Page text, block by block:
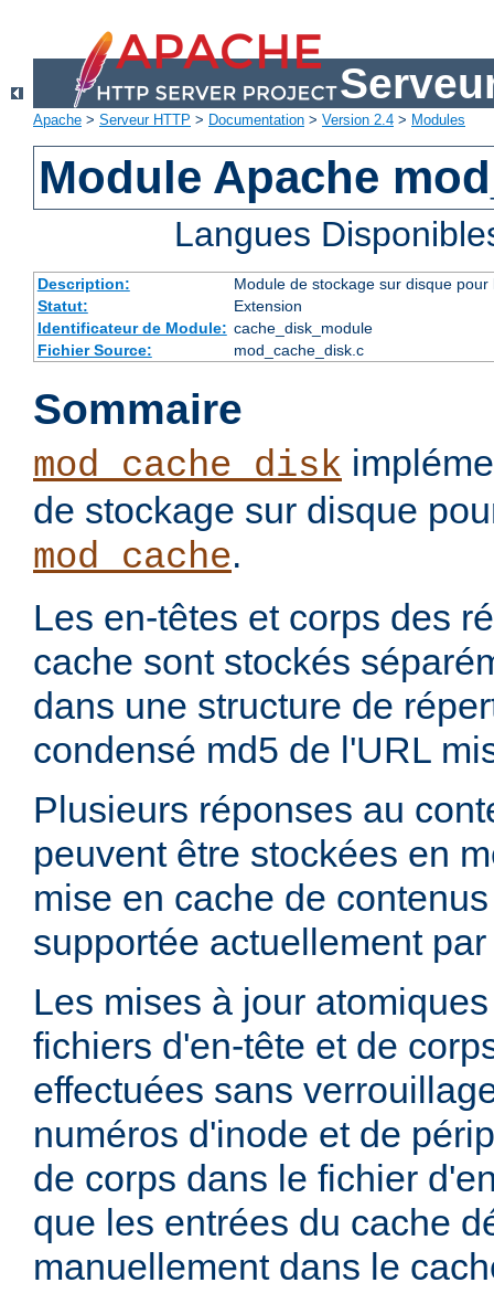
Apache > Serveur HTTP > Documentation > Version 2.4 > Modules
Module Apache
Langues
Description:
Module de stockage sur disque
Statut:
Extension
Identificateur de Module: cache_disk_module
Fichier Source:
mod_cache_disk.c
Sommaire
mod_cache_disk
de stockage sur disque
mod_cache.
Les en-têtes et corps des
cache sont stockés
dans une structure de
condensé md5 de l'URL
Plusieurs réponses au
peuvent être stockées en
mise en cache de
supportée actuellement
Les mises à jour
fichiers d'en-tête et de
effectuées sans
numéros d'inode et de
de corps dans le fichier
que les entrées du cache
manuellement dans le